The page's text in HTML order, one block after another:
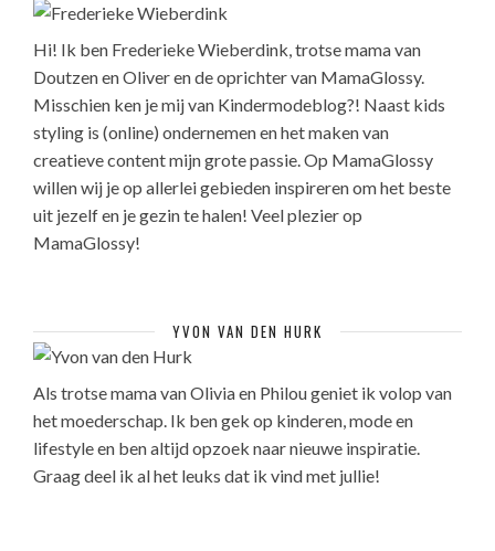
Hi! Ik ben Frederieke Wieberdink, trotse mama van
Doutzen en Oliver en de oprichter van MamaGlossy.
Misschien ken je mij van Kindermodeblog?! Naast kids
styling is (online) ondernemen en het maken van
creatieve content mijn grote passie. Op MamaGlossy
willen wij je op allerlei gebieden inspireren om het beste
uit jezelf en je gezin te halen! Veel plezier op
MamaGlossy!
YVON VAN DEN HURK
Als trotse mama van Olivia en Philou geniet ik volop van
het moederschap. Ik ben gek op kinderen, mode en
lifestyle en ben altijd opzoek naar nieuwe inspiratie.
Graag deel ik al het leuks dat ik vind met jullie!